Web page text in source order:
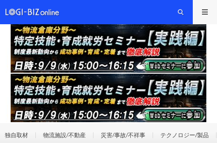
独自取材 物流施設/不動産 災害/事故/不祥事 テクノロジー/製品